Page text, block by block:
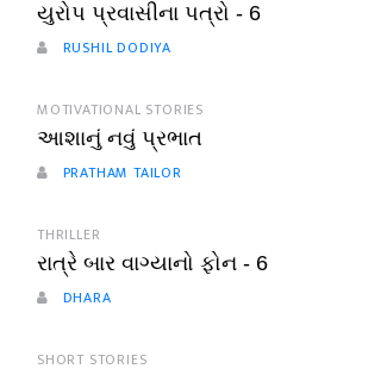
યુરોપ પ્રવાસીના પત્રો - 6
RUSHIL DODIYA
MOTIVATIONAL STORIES
આશાનું નવું પ્રભાત
PRATHAM TAILOR
THRILLER
રાત્રે બાર વાગ્યાનો ફોન - 6
DHARA
SHORT STORIES